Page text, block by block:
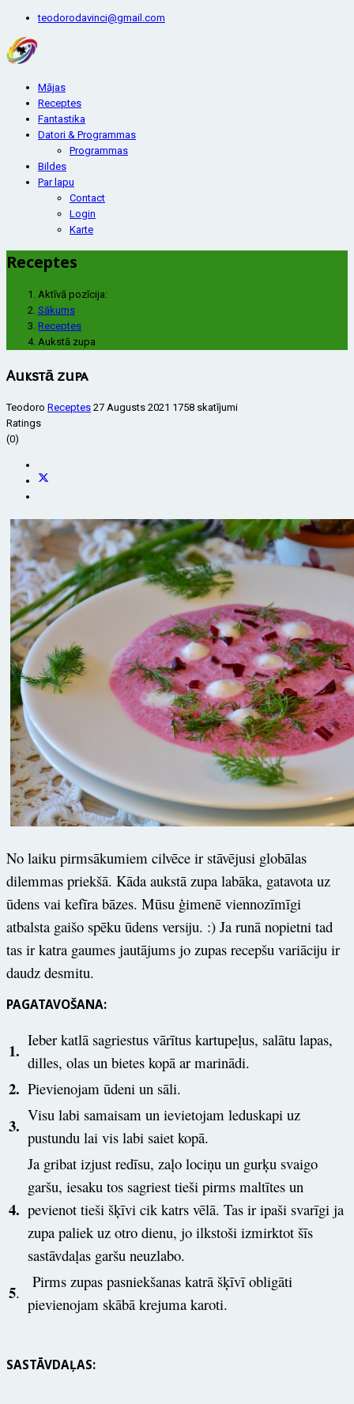
teodorodavinci@gmail.com
Mājas
Receptes
Fantastika
Datori & Programmas
Programmas
Bildes
Par lapu
Contact
Login
Karte
Receptes
Aktīvā pozīcija:
Sākums
Receptes
Aukstā zupa
Aukstā zupa
Teodoro Receptes 27 Augusts 2021 1758 skatījumi
Ratings
(0)
No laiku pirmsākumiem cilvēce ir stāvējusi globālas
dilemmas priekšā. Kāda aukstā zupa labāka, gatavota uz
ūdens vai kefīra bāzes. Mūsu ģimenē viennozīmīgi
atbalsta gaišo spēku ūdens versiju. :) Ja runā nopietni tad
tas ir katra gaumes jautājums jo zupas recepšu variāciju ir
daudz desmitu.
PAGATAVOŠANA:
1.
Ieber katlā sagriestus vārītus kartupeļus, salātu lapas,
dilles, olas un bietes kopā ar marinādi.
2. Pievienojam ūdeni un sāli.
3.
Visu labi samaisam un ievietojam leduskapi uz
pustundu lai vis labi saiet kopā.
4.
Ja gribat izjust redīsu, zaļo lociņu un gurķu svaigo
garšu, iesaku tos sagriest tieši pirms maltītes un
pevienot tieši šķīvi cik katrs vēlā. Tas ir ipaši svarīgi ja
zupa paliek uz otro dienu, jo ilkstoši izmirktot šīs
sastāvdaļas garšu neuzlabo.
5.
Pirms zupas pasniekšanas katrā šķīvī obligāti
pievienojam skābā krejuma karoti.
SASTĀVDAĻAS: